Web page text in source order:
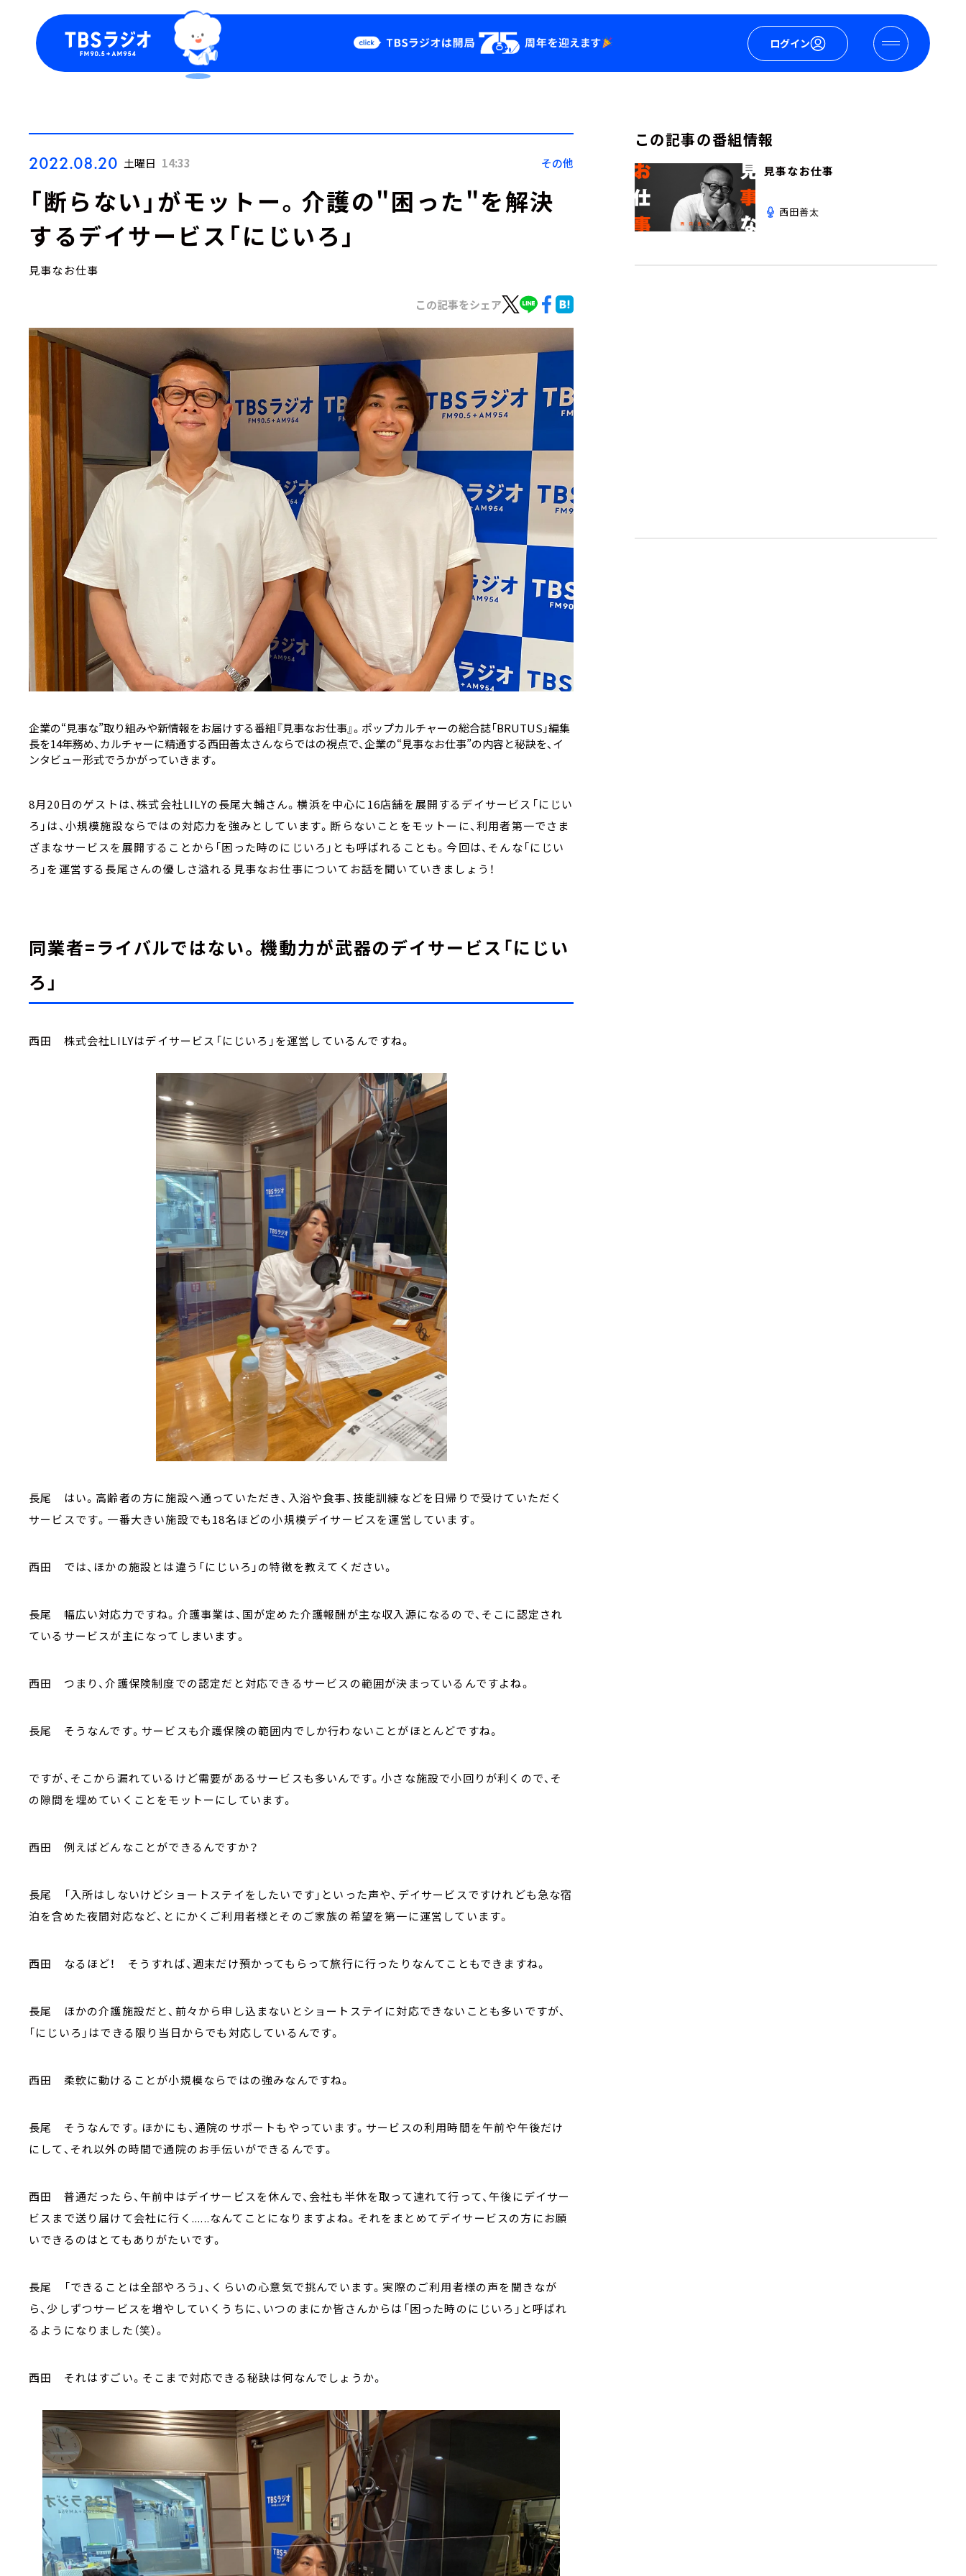
ログイン
Podcast
YouTube
2022.08.20 土曜日 14:33 その他
「断らない」がモットー。介護の"困った"を解決
するデイサービス「にじいろ」
見事なお仕事
この記事をシェア
企業の“見事な”取り組みや新情報をお届けする番組『見事なお仕事』。ポップカルチャーの総合誌「BRUTUS」編集
長を14年務め、カルチャーに精通する西田善太さんならではの視点で、企業の“見事なお仕事”の内容と秘訣を、イ
ンタビュー形式でうかがっていきます。
8月20日のゲストは、株式会社LILYの長尾大輔さん。横浜を中心に16店舗を展開するデイサービス「にじい
ろ」は、小規模施設ならではの対応力を強みとしています。断らないことをモットーに、利用者第一でさま
ざまなサービスを展開することから「困った時のにじいろ」とも呼ばれることも。今回は、そんな「にじい
ろ」を運営する長尾さんの優しさ溢れる見事なお仕事についてお話を聞いていきましょう！
同業者=ライバルではない。機動力が武器のデイサービス「にじい
ろ」
西田 株式会社LILYはデイサービス「にじいろ」を運営しているんですね。
長尾 はい。高齢者の方に施設へ通っていただき、入浴や食事、技能訓練などを日帰りで受けていただく
サービスです。一番大きい施設でも18名ほどの小規模デイサービスを運営しています。
西田 では、ほかの施設とは違う「にじいろ」の特徴を教えてください。
長尾 幅広い対応力ですね。介護事業は、国が定めた介護報酬が主な収入源になるので、そこに認定され
ているサービスが主になってしまいます。
西田 つまり、介護保険制度での認定だと対応できるサービスの範囲が決まっているんですよね。
長尾 そうなんです。サービスも介護保険の範囲内でしか行わないことがほとんどですね。
ですが、そこから漏れているけど需要があるサービスも多いんです。小さな施設で小回りが利くので、そ
の隙間を埋めていくことをモットーにしています。
西田 例えばどんなことができるんですか？
長尾 「入所はしないけどショートステイをしたいです」といった声や、デイサービスですけれども急な宿
泊を含めた夜間対応など、とにかくご利用者様とそのご家族の希望を第一に運営しています。
西田 なるほど！ そうすれば、週末だけ預かってもらって旅行に行ったりなんてこともできますね。
長尾 ほかの介護施設だと、前々から申し込まないとショートステイに対応できないことも多いですが、
「にじいろ」はできる限り当日からでも対応しているんです。
西田 柔軟に動けることが小規模ならではの強みなんですね。
長尾 そうなんです。ほかにも、通院のサポートもやっています。サービスの利用時間を午前や午後だけ
にして、それ以外の時間で通院のお手伝いができるんです。
西田 普通だったら、午前中はデイサービスを休んで、会社も半休を取って連れて行って、午後にデイサー
ビスまで送り届けて会社に行く......なんてことになりますよね。それをまとめてデイサービスの方にお願
いできるのはとてもありがたいです。
長尾 「できることは全部やろう」、くらいの心意気で挑んでいます。実際のご利用者様の声を聞きなが
ら、少しずつサービスを増やしていくうちに、いつのまにか皆さんからは「困った時のにじいろ」と呼ばれ
るようになりました（笑）。
西田 それはすごい。そこまで対応できる秘訣は何なんでしょうか。
この記事の番組情報
見事なお仕事
西田善太